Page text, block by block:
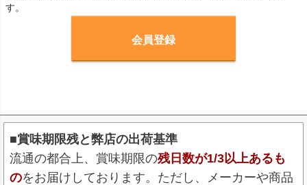
す。
会員登録
■賞味期限残と弊店の出荷基準
流通の都合上、賞味期限の残日数が1/3以上あるも
のをお届けしております。ただし、メーカーや商品